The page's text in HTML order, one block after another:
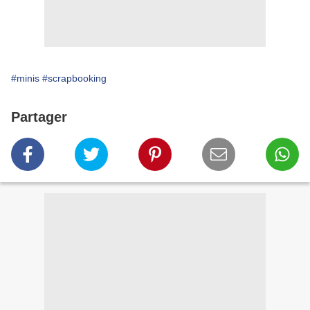
#minis #scrapbooking
Partager